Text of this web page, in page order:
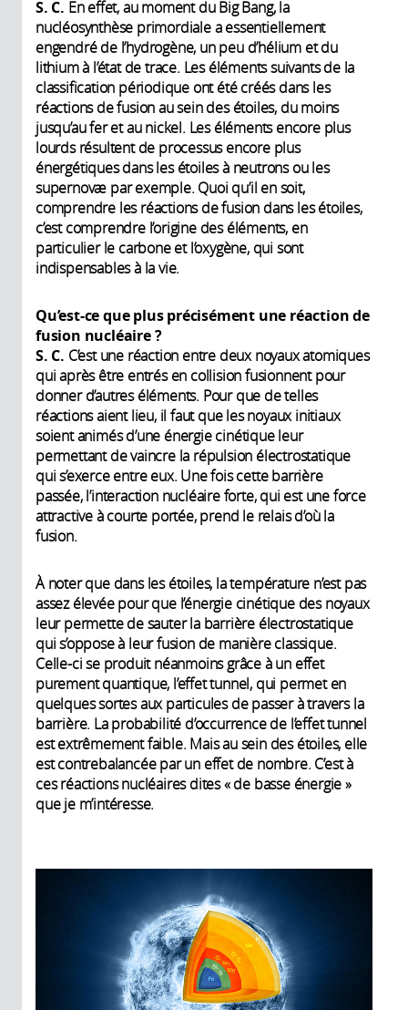
S. C. En effet, au moment du Big Bang, la
nucléosynthèse primordiale a essentiellement
engendré de l’hydrogène, un peu d’hélium et du
lithium à l’état de trace. Les éléments suivants de la
classification périodique ont été créés dans les
réactions de fusion au sein des étoiles, du moins
jusqu’au fer et au nickel. Les éléments encore plus
lourds résultent de processus encore plus
énergétiques dans les étoiles à neutrons ou les
supernovæ par exemple. Quoi qu’il en soit,
comprendre les réactions de fusion dans les étoiles,
c’est comprendre l’origine des éléments, en
particulier le carbone et l’oxygène, qui sont
indispensables à la vie.
Qu’est-ce que plus précisément une réaction de
fusion nucléaire ?
S. C. C’est une réaction entre deux noyaux atomiques
qui après être entrés en collision fusionnent pour
donner d’autres éléments. Pour que de telles
réactions aient lieu, il faut que les noyaux initiaux
soient animés d’une énergie cinétique leur
permettant de vaincre la répulsion électrostatique
qui s’exerce entre eux. Une fois cette barrière
passée, l’interaction nucléaire forte, qui est une force
attractive à courte portée, prend le relais d’où la
fusion.
À noter que dans les étoiles, la température n’est pas
assez élevée pour que l’énergie cinétique des noyaux
leur permette de sauter la barrière électrostatique
qui s’oppose à leur fusion de manière classique.
Celle-ci se produit néanmoins grâce à un effet
purement quantique, l’effet tunnel, qui permet en
quelques sortes aux particules de passer à travers la
barrière. La probabilité d’occurrence de l’effet tunnel
est extrêmement faible. Mais au sein des étoiles, elle
est contrebalancée par un effet de nombre. C’est à
ces réactions nucléaires dites « de basse énergie »
que je m’intéresse.